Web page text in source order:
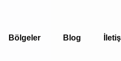
Bölgeler Blog